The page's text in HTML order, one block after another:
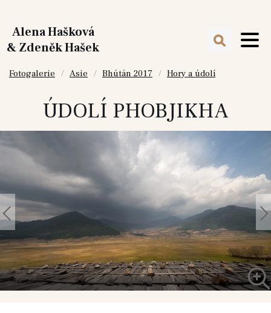
Alena Hašková
& Zdeněk Hašek
Fotogalerie Asie Bhútán 2017 Hory a údolí
ÚDOLÍ PHOBJIKHA